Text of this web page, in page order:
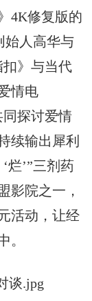
4K修复版的
始人高华与
》与当代
情电
探讨爱情
续输出犀利
烂’”三剂药
影院之一，
活动，让经
。